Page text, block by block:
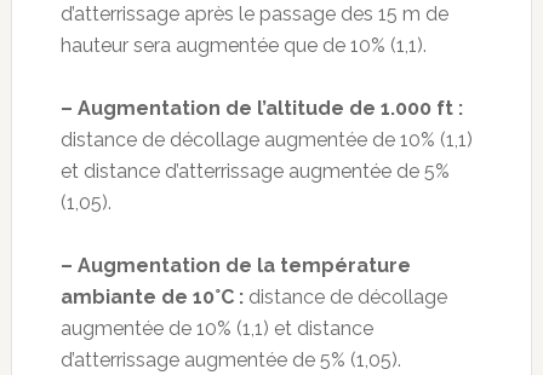
d’atterrissage après le passage des 15 m de
hauteur sera augmentée que de 10% (1,1).
– Augmentation de l’altitude de 1.000 ft :
distance de décollage augmentée de 10% (1,1)
et distance d’atterrissage augmentée de 5%
(1,05).
– Augmentation de la température
ambiante de 10°C :distance de décollage
augmentée de 10% (1,1) et distance
d’atterrissage augmentée de 5% (1,05).